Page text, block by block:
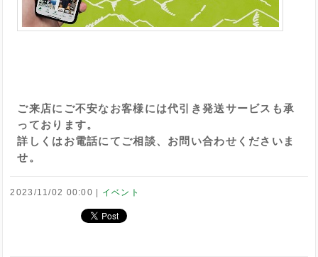
ご来店にご不安なお客様には代引き発送サービスも承
っております。
詳しくはお電話にてご相談、お問い合わせくださいま
せ。
2023/11/02 00:00 イベント